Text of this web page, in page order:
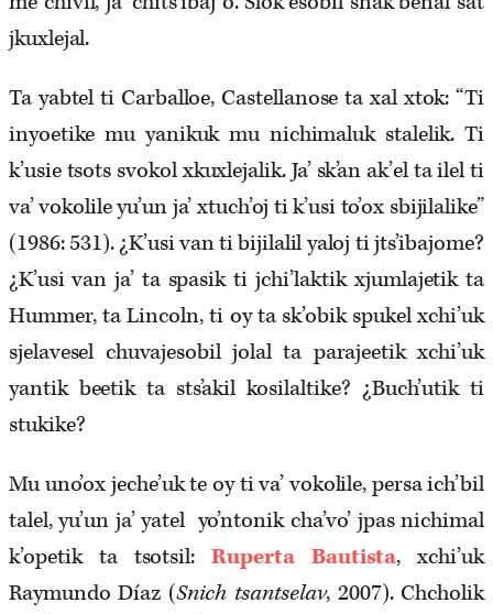
jkuxlejal.
Ta yabtel ti Carballoe, Castellanose ta xal xtok: “Ti
inyoetike mu yanikuk mu nichimaluk stalelik. Ti
k’usie tsots svokol xkuxlejalik. Ja’ sk’an ak’el ta ilel ti
va’ vokolile yu’un ja’ xtuch’oj ti k’usi to’ox sbijilalike”
(1986: 531). ¿K’usi van ti bijilalil yaloj ti jts’ibajome?
¿K’usi van ja’ ta spasik ti jchi’laktik xjumlajetik ta
Hummer, ta Lincoln, ti oy ta sk’obik spukel xchi’uk
sjelavesel chuvajesobil jolal ta parajeetik xchi’uk
yantik beetik ta sts’akil kosilaltike? ¿Buch’utik ti
stukike?
Mu uno’ox jeche’uk te oy ti va’ vokolile, persa ich’bil
talel, yu’un ja’ yatel yo’ntonik cha’vo’ jpas nichimal
k’opetik ta tsotsil:Ruperta Bautista, xchi’uk
Raymundo Díaz (Snich tsantselav, 2007). Chcholik